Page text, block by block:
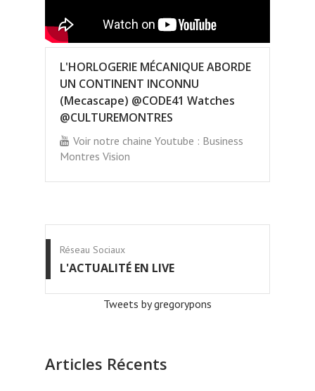
L'HORLOGERIE MÉCANIQUE ABORDE
UN CONTINENT INCONNU
(Mecascape) @CODE41 Watches
@CULTUREMONTRES
Voir notre chaine Youtube : Business
Montres Vision
Réseau Sociaux
L'ACTUALITÉ EN LIVE
Tweets by gregorypons
Articles Récents